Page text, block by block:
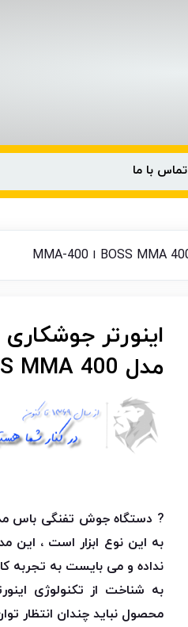
تماس با ما
مدل BOSS MMA 400 ا MMA-400
? دستگاه جوش
به این نوع ابزار است ، این
نداده و می بایست به تجربه
به شناخت از تکنولوژی
محصول نباید چندان انتظار